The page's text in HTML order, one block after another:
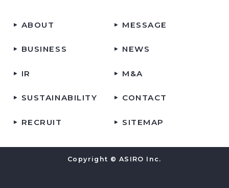
ABOUT MESSAGE
BUSINESS NEWS
IR M&A
SUSTAINABILITY CONTACT
RECRUIT SITEMAP
Copyright © ASIRO Inc.